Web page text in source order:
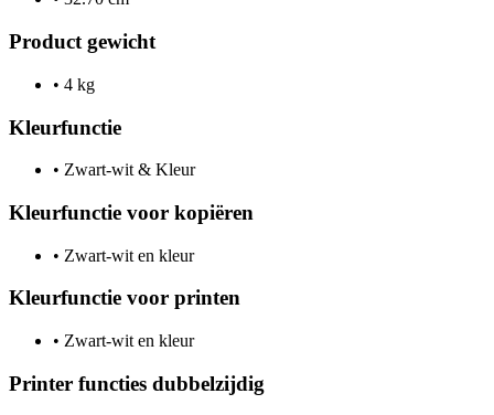
Product gewicht
• 4 kg
Kleurfunctie
• Zwart-wit & Kleur
Kleurfunctie voor kopiëren
• Zwart-wit en kleur
Kleurfunctie voor printen
• Zwart-wit en kleur
Printer functies dubbelzijdig